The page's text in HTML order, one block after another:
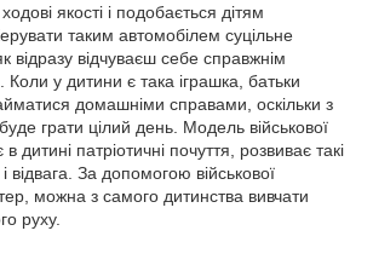
якості і подобається дітям
таким автомобілем суцільне
відразу відчуваєш себе справжнім
Коли у дитини є така іграшка, батьки
домашніми справами, оскільки з
грати цілий день. Модель військової
дитині патріотичні почуття, розвиває такі
відвага. За допомогою військової
можна з самого дитинства вивчати
руху.